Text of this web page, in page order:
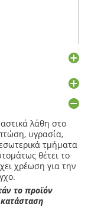
λάθη στο
υγρασία,
τμήματα
θέτει το
χρέωση για την
το προϊόν